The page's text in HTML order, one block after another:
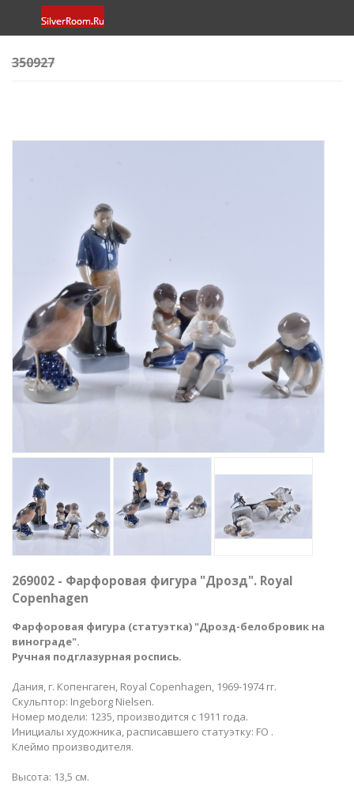
350927
269002 - Фарфоровая фигура "Дрозд". Royal
Copenhagen
Фарфоровая фигура (статуэтка) "Дрозд-белобровик на
винограде".
Ручная подглазурная роспись.
Дания, г. Копенгаген, Royal Copenhagen, 1969-1974 гг.
Скульптор: Ingeborg Nielsen.
Номер модели: 1235, производится с 1911 года.
Инициалы художника, расписавшего статуэтку: FO .
Клеймо производителя.
Высота: 13,5 см.